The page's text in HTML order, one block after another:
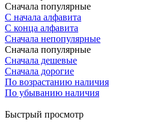
Сначала популярные
С начала алфавита
С конца алфавита
Сначала непопулярные
Сначала популярные
Сначала дешевые
Сначала дорогие
По возрастанию наличия
По убыванию наличия
Быстрый просмотр